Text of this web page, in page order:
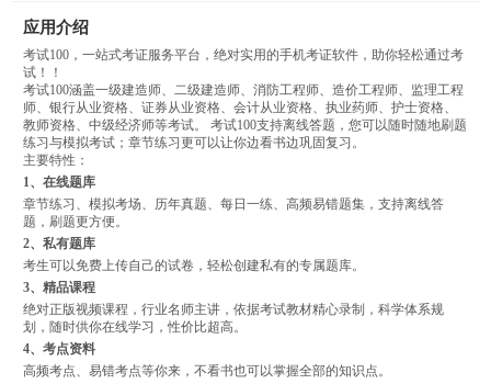
应用介绍
考试100，一站式考证服务平台，绝对实用的手机考证软件，助你轻松通过考
试！！
考试100涵盖一级建造师、二级建造师、消防工程师、造价工程师、监理工程
师、银行从业资格、证券从业资格、会计从业资格、执业药师、护士资格、
教师资格、中级经济师等考试。 考试100支持离线答题，您可以随时随地刷题
练习与模拟考试；章节练习更可以让你边看书边巩固复习。
主要特性：
1、在线题库
章节练习、模拟考场、历年真题、每日一练、高频易错题集，支持离线答
题，刷题更方便。
2、私有题库
考生可以免费上传自己的试卷，轻松创建私有的专属题库。
3、精品课程
绝对正版视频课程，行业名师主讲，依据考试教材精心录制，科学体系规
划，随时供你在线学习，性价比超高。
4、考点资料
高频考点、易错考点等你来，不看书也可以掌握全部的知识点。